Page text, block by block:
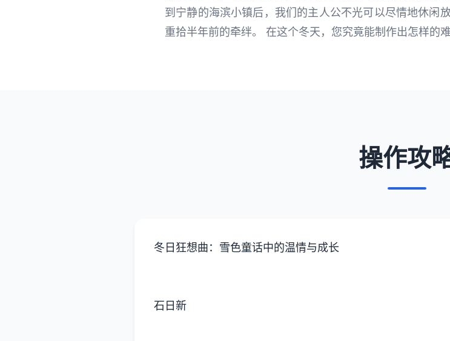
到宁静的海滨小镇后，我们的主人公不光可以尽情地休闲
重拾半年前的牵绊。 在这个冬天，您究竟能制作出怎样的
操作攻
冬日狂想曲：雪色童话中的温情与成长
石日新